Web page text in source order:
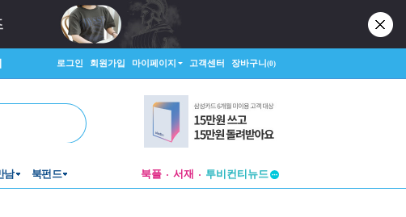
로그인 회원가입 마이페이지 고객센터 장바구니(0)
남 북펀드 북플 서재
투비컨티뉴드